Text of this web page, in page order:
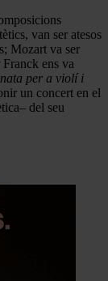
van ser atesos
Mozart va ser
ens va
per a violí i
un concert en el
del seu